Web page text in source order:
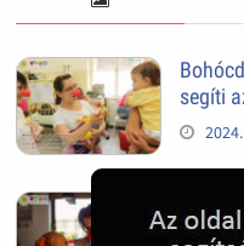
segíti
Adó